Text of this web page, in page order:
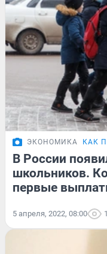
ЭКОНОМИКА КАК
В России
школьников.
первые
5 апреля, 2022, 08:00